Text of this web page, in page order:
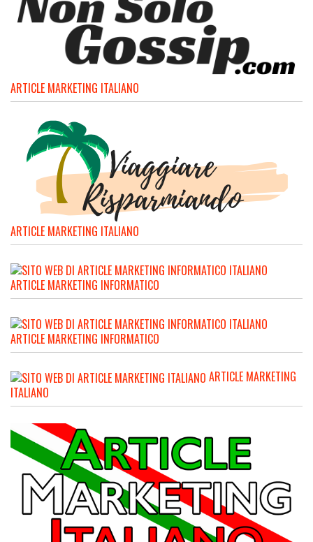
ARTICLE MARKETING ITALIANO
ARTICLE MARKETING ITALIANO
ARTICLE MARKETING INFORMATICO
ARTICLE MARKETING INFORMATICO
ARTICLE MARKETING
ITALIANO